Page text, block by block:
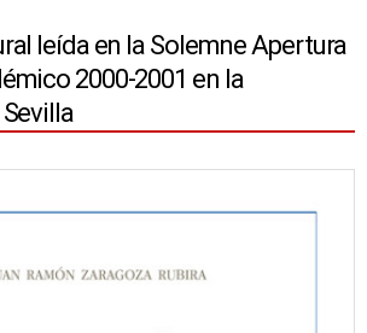
leída en la Solemne Apertura
2000-2001 en la